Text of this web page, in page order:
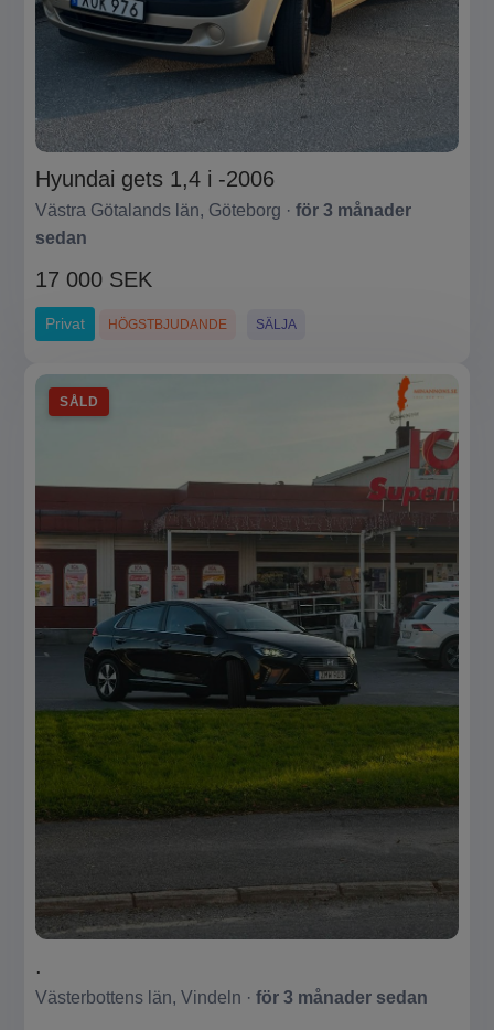
Hyundai gets 1,4 i -2006
Västra Götalands län, Göteborg · för 3 månader
sedan
17 000 SEK
Privat HÖGSTBJUDANDE SÄLJA
SÅLD
.
Västerbottens län, Vindeln · för 3 månader sedan